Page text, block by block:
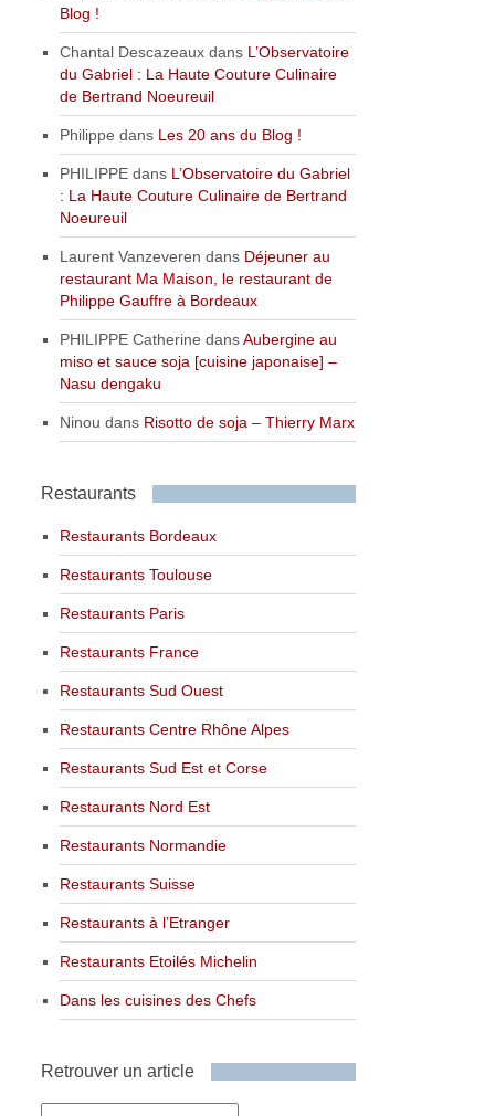
Blog !
Chantal Descazeaux dans L’Observatoire
du Gabriel : La Haute Couture Culinaire
de Bertrand Noeureuil
Philippe dans Les 20 ans du Blog !
PHILIPPE dans L’Observatoire du Gabriel
: La Haute Couture Culinaire de Bertrand
Noeureuil
Laurent Vanzeveren dans Déjeuner au
restaurant Ma Maison, le restaurant de
Philippe Gauffre à Bordeaux
PHILIPPE Catherine dansAubergine au
miso et sauce soja [cuisine japonaise] –
Nasu dengaku
Ninou dans Risotto de soja – Thierry Marx
Restaurants
Restaurants Bordeaux
Restaurants Toulouse
Restaurants Paris
Restaurants France
Restaurants Sud Ouest
Restaurants Centre Rhône Alpes
Restaurants Sud Est et Corse
Restaurants Nord Est
Restaurants Normandie
Restaurants Suisse
Restaurants à l’Etranger
Restaurants Etoilés Michelin
Dans les cuisines des Chefs
Retrouver un article